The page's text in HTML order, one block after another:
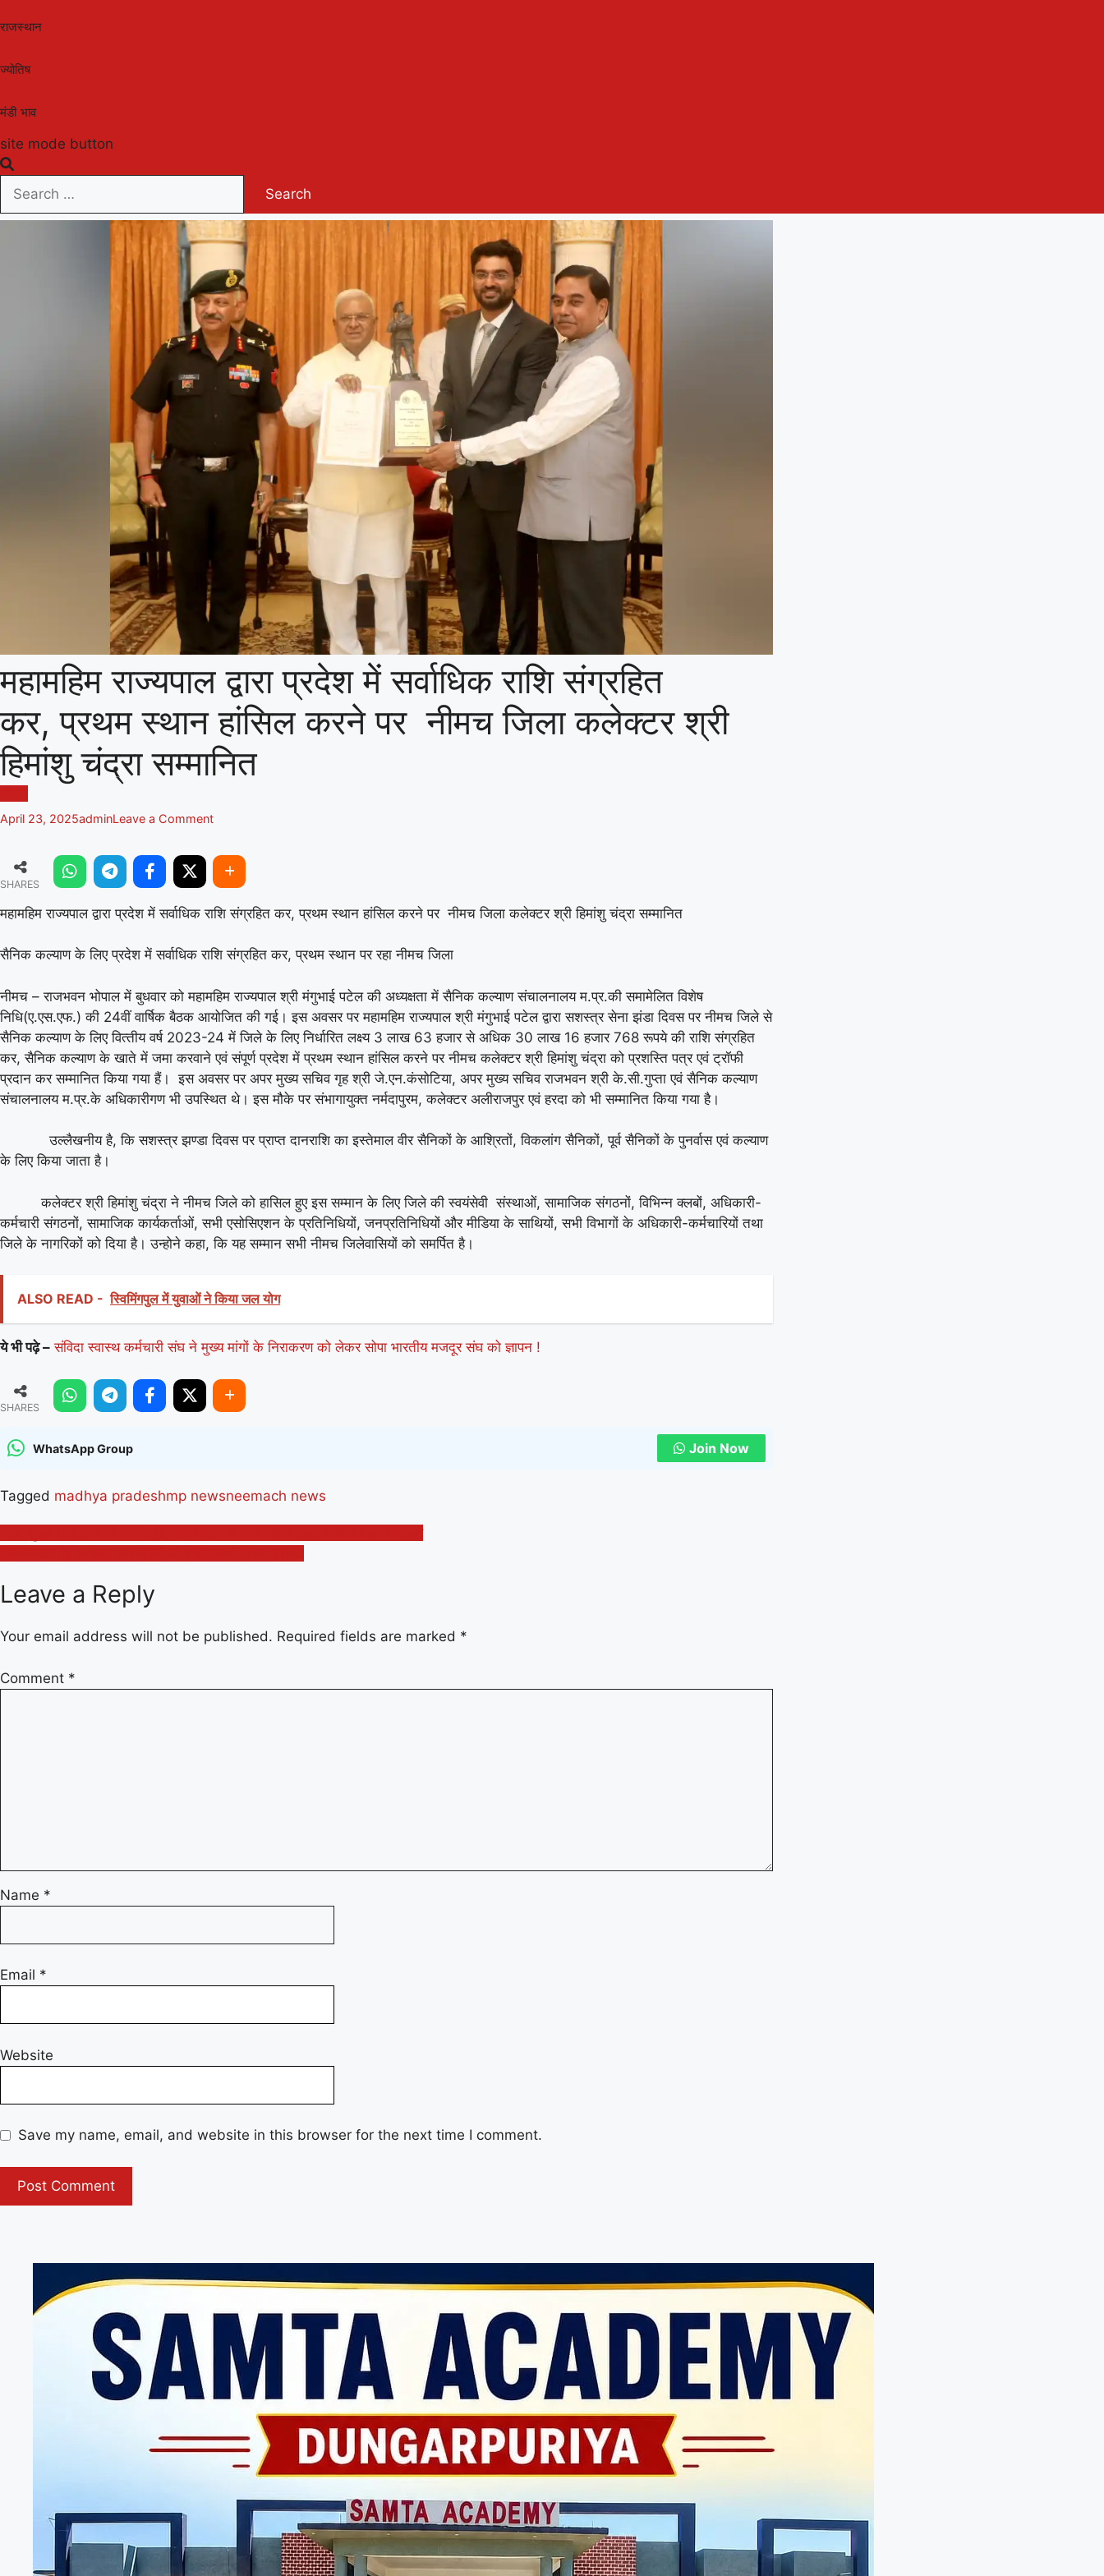
राजस्थान
ज्योतिष
मंडी भाव
site mode button
Search
for:
महामहिम राज्यपाल द्वारा प्रदेश में सर्वाधिक राशि संग्रहित
कर, प्रथम स्‍थान हांसिल करने पर नीमच जिला कलेक्टर श्री
हिमांशु चंद्रा सम्मानित
April 23, 2025adminLeave a Commenton
राज्यपाल
द्वारा
प्रदेश
में
सर्वाधिक
संग्रहित
स्‍थान
हांसिल
करने
पर
नीमच
जिला
कलेक्टर
चंद्रा
SHARES
महामहिम राज्यपाल द्वारा प्रदेश में सर्वाधिक राशि संग्रहित कर, प्रथम स्‍थान हांसिल करने पर नीमच जिला कलेक्टर श्री हिमांशु चंद्रा सम्मानित
सैनिक कल्‍याण के लिए प्रदेश में सर्वाधिक राशि संग्रहित कर, प्रथम स्‍थान पर रहा नीमच जिला
नीमच – राजभवन भोपाल में बुधवार को महामहिम राज्‍यपाल श्री मंगुभाई पटेल की अध्‍यक्षता में सैनिक कल्‍याण संचालनालय म.प्र.की समामेलित विशेष
निधि(ए.एस.एफ.) की 24वीं वार्षिक बैठक आयोजित की गई। इस अवसर पर महामहिम राज्यपाल श्री मंगुभाई पटेल द्वारा सशस्त्र सेना झंडा दिवस पर नीमच जिले से
सैनिक कल्‍याण के लिए वित्‍तीय वर्ष 2023-24 में जिले के लिए निर्धारित लक्ष्‍य 3 लाख 63 हजार से अधिक 30 लाख 16 हजार 768 रूपये की राशि संग्रहित
कर, सैनिक कल्याण के खाते में जमा करवाने एवं संपूर्ण प्रदेश में प्रथम स्‍थान हांसिल करने पर नीमच कलेक्टर श्री हिमांशु चंद्रा को प्रशस्ति पत्र एवं ट्रॉफी
प्रदान कर सम्मानित किया गया हैं। इस अवसर पर अपर मुख्‍य सचिव गृह श्री जे.एन.कंसोटिया, अपर मुख्‍य सचिव राजभवन श्री के.सी.गुप्‍ता एवं सैनिक कल्‍याण
संचालनालय म.प्र.के अधिकारीगण भी उपस्थित थे। इस मौके पर संभागायुक्‍त नर्मदापुरम, कलेक्‍टर अलीराजपुर एवं हरदा को भी सम्‍मानित किया गया है।
उल्‍लैखनीय है, कि सशस्‍त्र झण्‍डा दिवस पर प्राप्‍त दानराशि का इस्‍तेमाल वीर सैनिकों के आश्रितों, विकलांग सैनिकों, पूर्व सैनिकों के पुनर्वास एवं कल्‍याण
के लिए किया जाता है।
कलेक्टर श्री हिमांशु चंद्रा ने नीमच जिले को हासिल हुए इस सम्मान के लिए जिले की स्वयंसेवी संस्थाओं, सामाजिक संगठनों, विभिन्न क्लबों, अधिकारी-
कर्मचारी संगठनों, सामाजिक कार्यकर्ताओं, सभी एसोसिएशन के प्रतिनिधियों, जनप्रतिनिधियों और मीडिया के साथियों, सभी विभागों के अधिकारी-कर्मचारियों तथा
जिले के नागरिकों को दिया है। उन्‍होने कहा, कि यह सम्‍मान सभी नीमच जिलेवासियों को समर्पित है।
ALSO READ - स्विमिंगपुल में युवाओं ने किया जल योग
ये भी पढ़े – संविदा स्वास्थ कर्मचारी संघ ने मुख्य मांगों के निराकरण को लेकर सोपा भारतीय मजदूर संघ को ज्ञापन !
SHARES
WhatsApp Group Join Now
Tagged madhya pradeshmp newsneemach news
Post
Leave a Reply
Your email address will not be published. Required fields are marked *
Comment *
Name *
Email *
Website
Save my name, email, and website in this browser for the next time I comment.